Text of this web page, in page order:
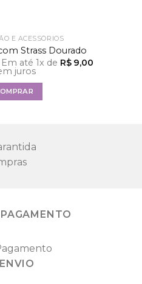
E ACESSÓRIOS
Strass Dourado
Em até 1x de R$ 9,00
juros